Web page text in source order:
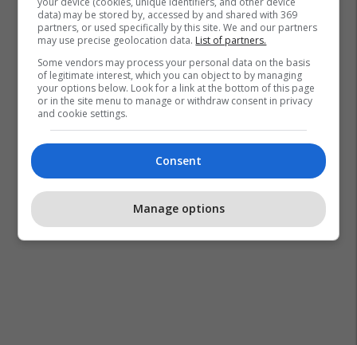
data) may be stored by, accessed by and shared with 369
partners, or used specifically by this site. We and our partners
may use precise geolocation data. List of partners.
Some vendors may process your personal data on the basis
of legitimate interest, which you can object to by managing
your options below. Look for a link at the bottom of this page
or in the site menu to manage or withdraw consent in privacy
and cookie settings.
Consent
Manage options